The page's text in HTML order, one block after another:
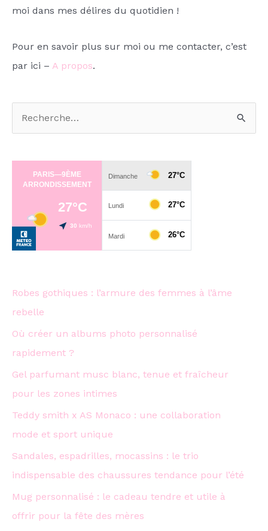
moi dans mes délires du quotidien !
Pour en savoir plus sur moi ou me contacter, c’est
par ici – A propos.
c
r
:
Robes gothiques : l’armure des femmes à l’âme
rebelle
Où créer un albums photo personnalisé
rapidement ?
Gel parfumant musc blanc, tenue et fraîcheur
pour les zones intimes
Teddy smith x AS Monaco : une collaboration
mode et sport unique
Sandales, espadrilles, mocassins : le trio
indispensable des chaussures tendance pour l’été
Mug personnalisé : le cadeau tendre et utile à
offrir pour la fête des mères